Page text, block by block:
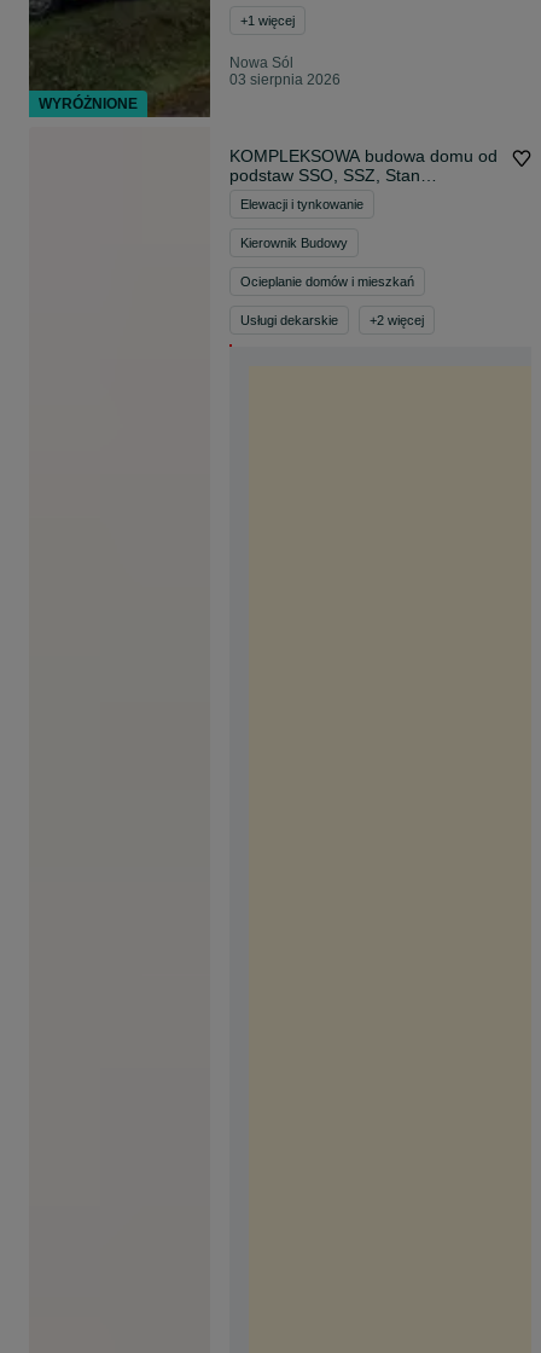
+1 więcej
Nowa Sól
03 sierpnia 2026
KOMPLEKSOWA budowa domu od
podstaw SSO, SSZ, Stan
deweloperski
Elewacji i tynkowanie
Kierownik Budowy
Ocieplanie domów i mieszkań
Usługi dekarskie +2 więcej
WYRÓŻNIONE